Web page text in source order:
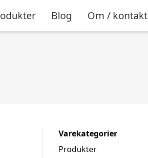
Blog Om / kontakt
Varekategorier
Produkter